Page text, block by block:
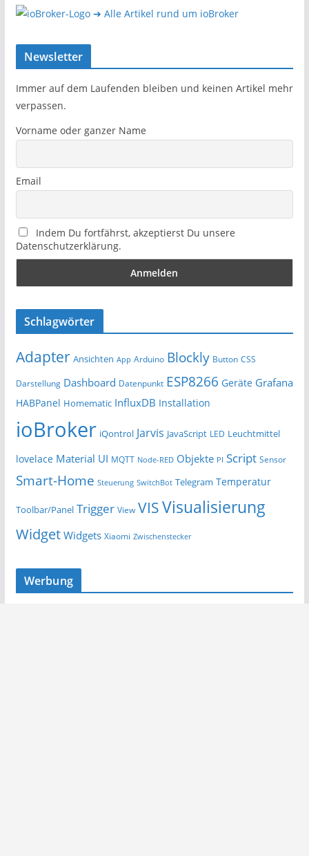
➔ Alle Artikel rund um ioBroker
Newsletter
Immer auf dem Laufenden bleiben und keinen Artikel mehr
verpassen.
Vorname oder ganzer Name
Email
Indem Du fortfährst, akzeptierst Du unsere
Datenschutzerklärung.
Schlagwörter
Adapter Ansichten App Arduino Blockly Button CSS
Darstellung Dashboard Datenpunkt ESP8266 Geräte Grafana
HABPanel Homematic InfluxDB Installation
ioBroker iQontrol Jarvis JavaScript LED Leuchtmittel
lovelace Material UI MQTT Node-RED Objekte PI Script Sensor
Smart-Home Steuerung SwitchBot Telegram Temperatur
Toolbar/Panel Trigger View VISVisualisierung
Widget Widgets Xiaomi Zwischenstecker
Werbung